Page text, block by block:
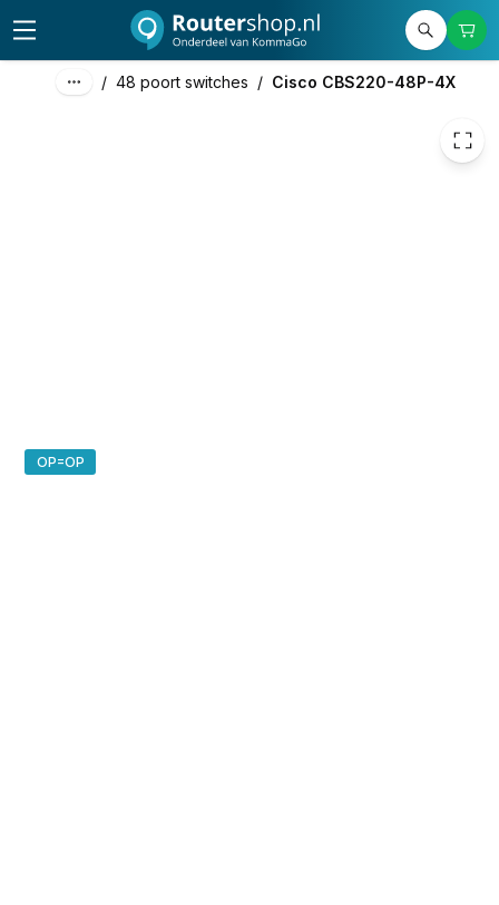
/ 48 poort switches / Cisco CBS220-48P-4X
OP=OP
954,61 excl. btw
1.155,08 incl. btw